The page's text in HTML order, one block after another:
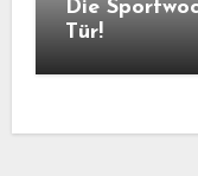
Die
Tür!